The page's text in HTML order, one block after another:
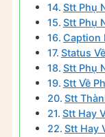
Stt Phụ
Stt Phụ
Caption
Status
Stt Phụ
Stt Về
Stt
Stt Hay
Stt Hay